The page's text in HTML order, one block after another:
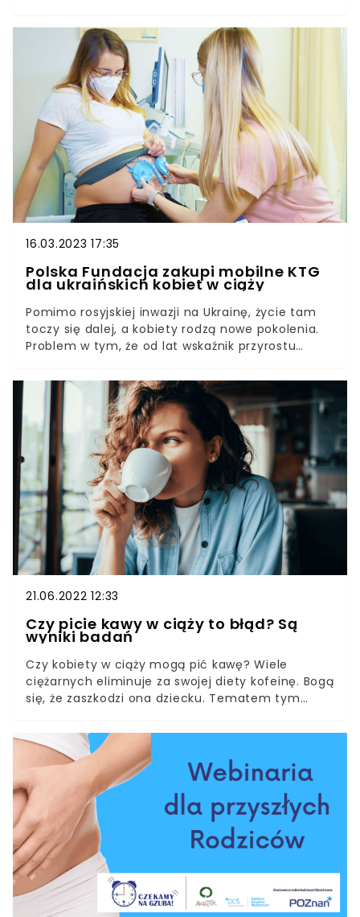
zgadywać. Przez wieki robiono to zresztą z
lubością. Do dziś młode mamy mogą usłyszeć od
cioci, czy babci, że "wyglądają na
dziewczynkę".Co ma wygląd przyszłej mamy,
kształt jej brzucha czy ochota na słodycze do
płci potomka? Zgodnie z ludowymi wierzeniami
całkiem sporo. Zobacz, jak nasze mamy i babcie
(a także całe pokolenia kobiet przez wieki)
sprawdzały, kto mieszka w ich brzuchu.
16.03.2023 17:35
Polska Fundacja zakupi mobilne KTG
dla ukraińskich kobiet w ciąży
Pomimo rosyjskiej inwazji na Ukrainę, życie tam
toczy się dalej, a kobiety rodzą nowe pokolenia.
Problem w tym, że od lat wskaźnik przyrostu
warunki wojenne oraz stres podyktowany
działaniami zbrojnymi spowodowały, że wskaźnik
ciąż patologicznych przewyższa 30 proc. Niestety
problem ten schodzi na dalszy plan, kiedy kraj
działa w stanie wyższej konieczności. W rocznicę
rosyjskiego ataku na Ukrainę Fundacja Taka Akcja
chce to zmienić i rusza z akcją społeczną i
zbiórką charytatywną NEW HOPE.
21.06.2022 12:33
Czy picie kawy w ciąży to błąd? Są
wyniki badań
Czy kobiety w ciąży mogą pić kawę? Wiele
ciężarnych eliminuje za swojej diety kofeinę. Bogą
się, że zaszkodzi ona dziecku. Tematem tym
australijskiego University of Queensland
pomagają ustalić, czy picie kawy w
umiarkowanych ilościach może (czy też nie)
zwiększać ryzyko poronienia. Zgodnie z
dotychczasową wiedzą, kawa w ciąży jest
dozwolona, ale w umiarkowanych ilościach. Dla
bezpieczeństwa przyszłego dziecka ciężarna
powinna ograniczyć spożywanie tego napoju do
minimum. WHO opublikowało na ten temat
odpowiednie wytyczne. Naukowcy postanowili
sprawdzić te zalecenia w praktyce i dowiedzieć